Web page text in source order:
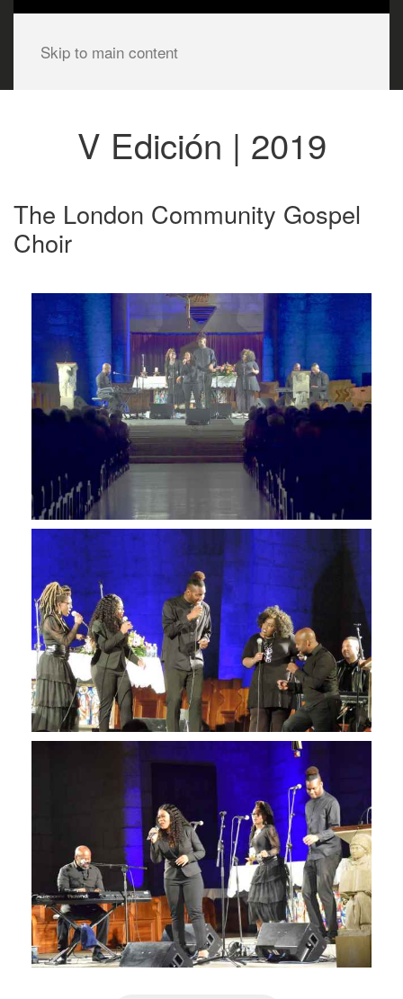
Skip to main content
V Edición | 2019
The London Community Gospel
Choir